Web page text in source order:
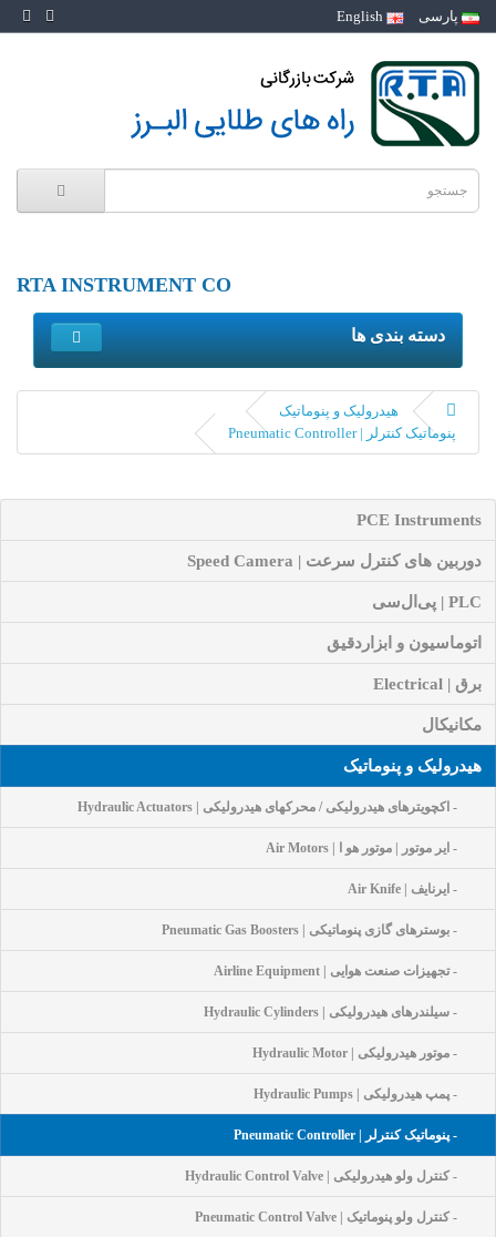
پارسی
RTA INSTRUMENT CO
دسته بندی ها
هیدرولیک و پنوماتیک
پنوماتیک کنترلر | Pneumatic Controller
PCE Instruments
دوربین های کنترل سرعت | Speed Camera
PLC | پی‌ال‌سی
اتوماسیون و ابزاردقیق
برق | Electrical
مکانیکال
هیدرولیک و پنوماتیک
- اکچویترهای هیدرولیکی / محرکهای هیدرولیکی | Hydraulic Actuators
- ایر موتور | موتور هو ا | Air Motors
- ایرنایف | Air Knife
- بوسترهای گازی پنوماتیکی | Pneumatic Gas Boosters
- تجهیزات صنعت هوایی | Airline Equipment
- سیلندرهای هیدرولیکی | Hydraulic Cylinders
- موتور هیدرولیکی | Hydraulic Motor
- پمپ هیدرولیکی | Hydraulic Pumps
- پنوماتیک کنترلر | Pneumatic Controller
- کنترل ولو هیدرولیکی | Hydraulic Control Valve
- کنترل ولو پنوماتیک | Pneumatic Control Valve